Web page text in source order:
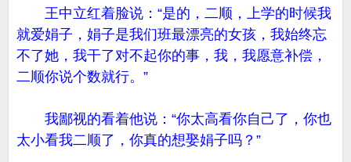
王中立红着脸说：“是的，二顺，上学的时候我
就爱娟子，娟子是我们班最漂亮的女孩，我始终忘
不了她，我干了对不起你的事，我，我愿意补偿，
二顺你说个数就行。”
我鄙视的看着他说：“你太高看你自己了，你也
太小看我二顺了，你真的想娶娟子吗？”